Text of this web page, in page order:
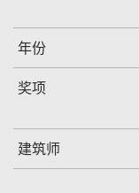
年份
奖项
建筑师